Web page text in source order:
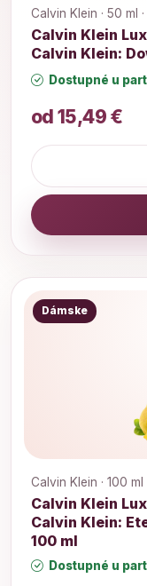
Calvin Klein · 50 ml
Calvin Klein
Calvin Klein:
Dostupné u
od 15,49 €
Dámske
Calvin Klein · 100
Calvin Klein
Calvin Klein:
100 ml
Dostupné u